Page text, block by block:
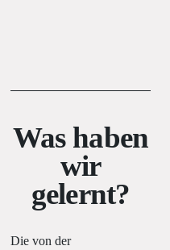
Was haben
wir
gelernt?
Die von der